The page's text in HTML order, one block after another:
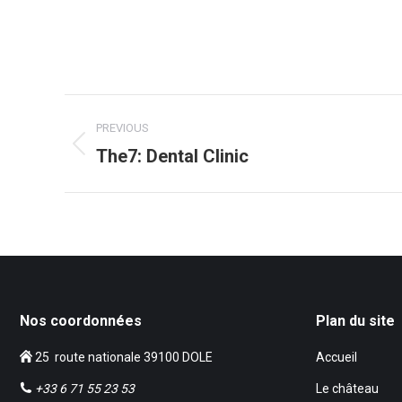
de
commentaire
PREVIOUS
Onglet
The7: Dental Clinic
Nos coordonnées
25 route nationale 39100 DOLE
+33 6 71 55 23 53
Plan du site
Accueil
Le château